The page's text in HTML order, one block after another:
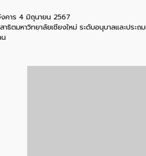
คาร 4 มิถุนายน 2567
าธิตมหาวิทยาลัยเชียงใหม่ ระดับอนุบาลและประถ
น